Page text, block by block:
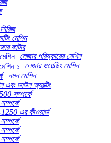
মেশিন
কাটার
লেজার পরিষ্কারের মেশিন
লেজার ওয়েল্ডিং মেশিন
নমন মেশিন
এবং ডাউন অ্যাক্টিং
সম্পর্কে
এর কীওয়ার্ড